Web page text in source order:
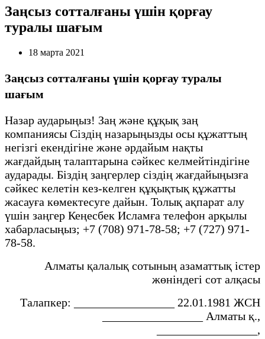
Заңсыз сотталғаны үшін қорғау
туралы шағым
18 марта 2021
Заңсыз сотталғаны үшін қорғау туралы
шағым
Назар аударыңыз! Заң және құқық заң
компаниясы Сіздің назарыңызды осы құжаттың
негізгі екендігіне және әрдайым нақты
жағдайдың талаптарына сәйкес келмейтіндігіне
аударады. Біздің заңгерлер сіздің жағдайыңызға
сәйкес келетін кез-келген құқықтық құжатты
жасауға көмектесуге дайын. Толық ақпарат алу
үшін заңгер Кеңесбек Исламға телефон арқылы
хабарласыңыз; +7 (708) 971-78-58; +7 (727) 971-
78-58.
Алматы қалалық сотының азаматтық істер
жөніндегі сот алқасы
Талапкер: _________________ 22.01.1981 ЖСН
_________________ Алматы қ.,
_________________,